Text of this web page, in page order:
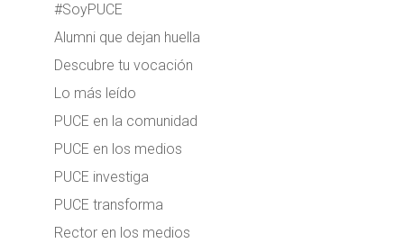
#SoyPUCE
Alumni que dejan huella
Descubre tu vocación
Lo más leído
PUCE en la comunidad
PUCE en los medios
PUCE investiga
PUCE transforma
Rector en los medios